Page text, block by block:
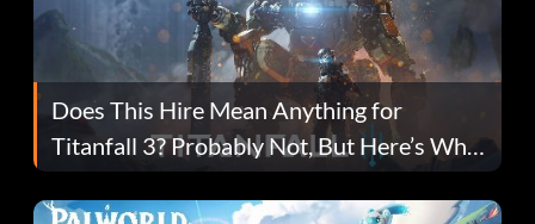
Does This Hire Mean Anything for
Titanfall 3? Probably Not, But Here’s Why
Fans Are Hopeful